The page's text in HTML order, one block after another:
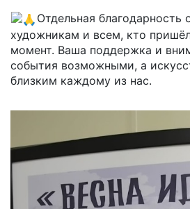
Отдельная благодарность
художникам и всем, кто
момент. Ваша поддержка и
события возможными, а
близким каждому из нас.